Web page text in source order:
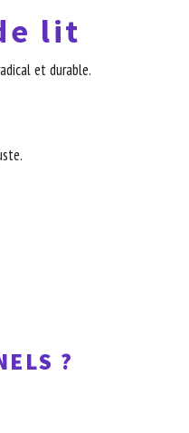
lit
et durable.
?